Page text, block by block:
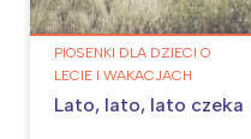
PIOSENKI DLA DZIECI O
LECIE I WAKACJACH
Lato, lato, lato czeka